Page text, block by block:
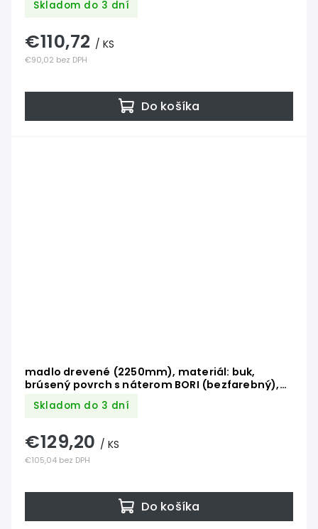
Skladom do 3 dní
€90,02 bez DPH
€110,72 / KS
Do košíka
madlo drevené (2250mm), materiál: buk,
brúsený povrch s náterom BORI (bezfarebný),
set: 3 ks úchyt, madlo s ukončením
Skladom do 3 dní
€105,04 bez DPH
€129,20 / KS
Do košíka